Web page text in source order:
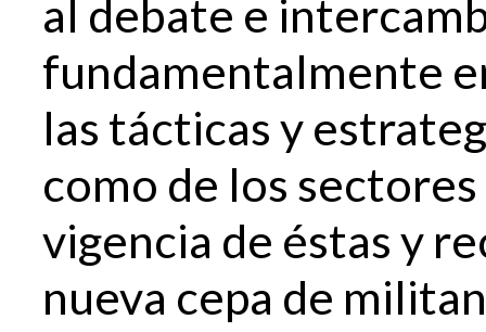
al debate e
fundamentalmente
las tácticas y
como de los
vigencia de éstas y
nueva cepa de